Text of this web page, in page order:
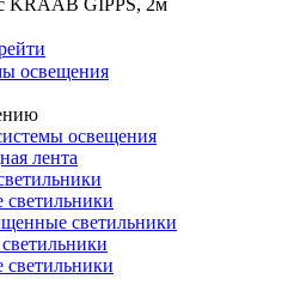
KRAAB GIPPS, 2м
освещения
освещения
лента
светильники